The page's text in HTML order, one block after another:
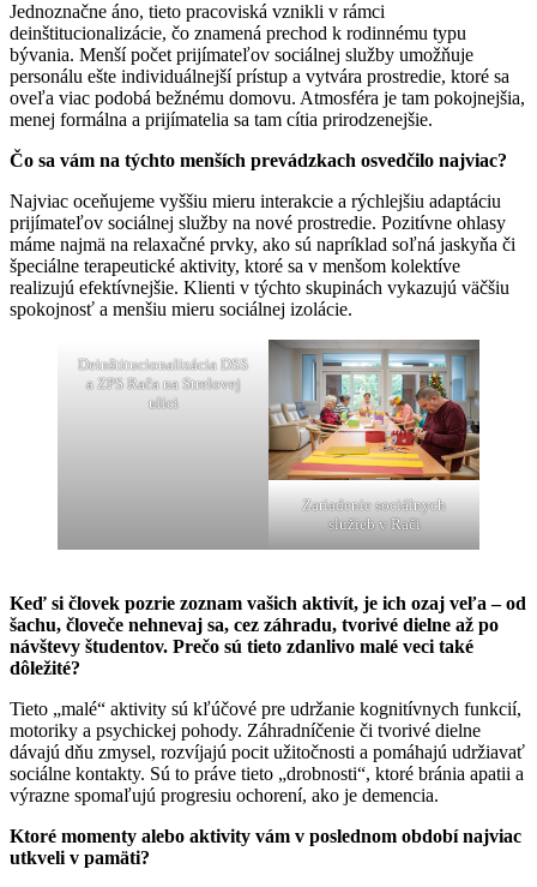
Jednoznačne áno, tieto pracoviská vznikli v rámci
deinštitucionalizácie, čo znamená prechod k rodinnému typu
bývania. Menší počet prijímateľov sociálnej služby umožňuje
personálu ešte individuálnejší prístup a vytvára prostredie, ktoré sa
oveľa viac podobá bežnému domovu. Atmosféra je tam pokojnejšia,
menej formálna a prijímatelia sa tam cítia prirodzenejšie.
Čo sa vám na týchto menších prevádzkach osvedčilo najviac?
Najviac oceňujeme vyššiu mieru interakcie a rýchlejšiu adaptáciu
prijímateľov sociálnej služby na nové prostredie. Pozitívne ohlasy
máme najmä na relaxačné prvky, ako sú napríklad soľná jaskyňa či
špeciálne terapeutické aktivity, ktoré sa v menšom kolektíve
realizujú efektívnejšie. Klienti v týchto skupinách vykazujú väčšiu
spokojnosť a menšiu mieru sociálnej izolácie.
Deinštitucionalizácia DSS
a ZPS Rača na Strelovej
ulici
Zariadenie sociálnych
služieb v Rači
Keď si človek pozrie zoznam vašich aktivít, je ich ozaj veľa – od
šachu, človeče nehnevaj sa, cez záhradu, tvorivé dielne až po
návštevy študentov. Prečo sú tieto zdanlivo malé veci také
dôležité?
Tieto „malé“ aktivity sú kľúčové pre udržanie kognitívnych funkcií,
motoriky a psychickej pohody. Záhradníčenie či tvorivé dielne
dávajú dňu zmysel, rozvíjajú pocit užitočnosti a pomáhajú udržiavať
sociálne kontakty. Sú to práve tieto „drobnosti“, ktoré bránia apatii a
výrazne spomaľujú progresiu ochorení, ako je demencia.
Ktoré momenty alebo aktivity vám v poslednom období najviac
utkveli v pamäti?